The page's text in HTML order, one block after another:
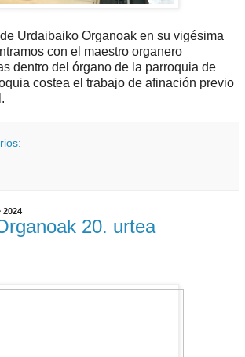
Urdaibaiko Organoak en su vigésima
con el maestro organero
dentro del órgano de la parroquia de
costea el trabajo de afinación previo
2024
20. urtea